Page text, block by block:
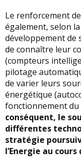
Le renforcement
également, selon
développement
de connaître leur
(compteurs
pilotage
de varier leurs
énergétique
fonctionnement du
conséquent, le
différentes
stratégie
l’Energie au